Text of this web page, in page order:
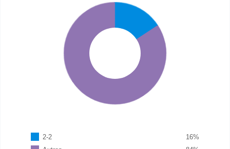
2-2 %
16